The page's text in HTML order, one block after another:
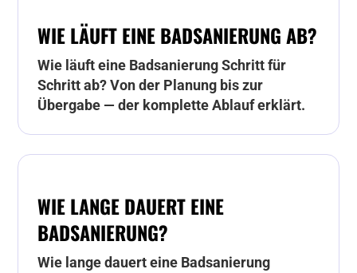
WIE LÄUFT EINE BADSANIERUNG AB?
Wie läuft eine Badsanierung Schritt für
Schritt ab? Von der Planung bis zur
Übergabe — der komplette Ablauf erklärt.
WIE LANGE DAUERT EINE
BADSANIERUNG?
Wie lange dauert eine Badsanierung